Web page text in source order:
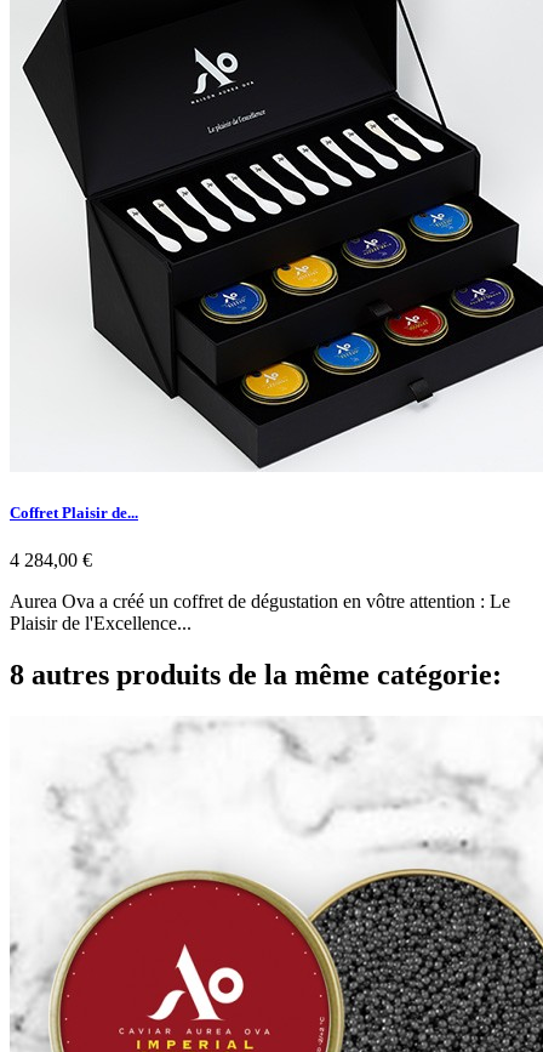
Coffret Plaisir de...
4 284,00 €
Aurea Ova a créé un coffret de dégustation en vôtre attention : Le
Plaisir de l'Excellence...
8 autres produits de la même catégorie: